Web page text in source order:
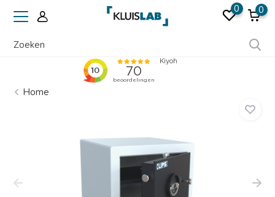
0 0
Home